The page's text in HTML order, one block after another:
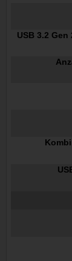
USB 3.2